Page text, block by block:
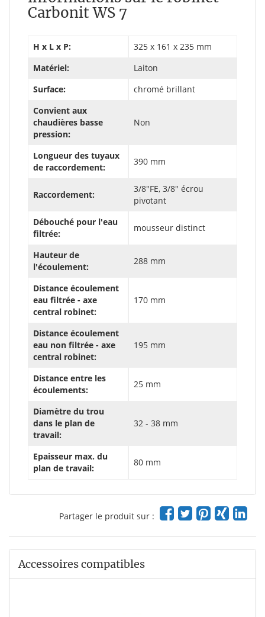
Carbonit WS 7
H x L x P:
325 x 161 x 235 mm
Matériel:
Laiton
Surface:
chromé brillant
Convient aux
chaudières basse
pression:
Non
Longueur des tuyaux
de raccordement:
390 mm
Raccordement:
3/8"FE, 3/8" écrou
pivotant
Débouché pour l'eau
filtrée:
mousseur distinct
Hauteur de
l'écoulement:
288 mm
Distance écoulement
eau filtrée - axe
central robinet:
170 mm
Distance écoulement
eau non filtrée - axe
central robinet:
195 mm
Distance entre les
écoulements:
25 mm
Diamètre du trou
dans le plan de
travail:
32 - 38 mm
Epaisseur max. du
plan de travail:
80 mm
Partager le produit sur :
Accessoires compatibles